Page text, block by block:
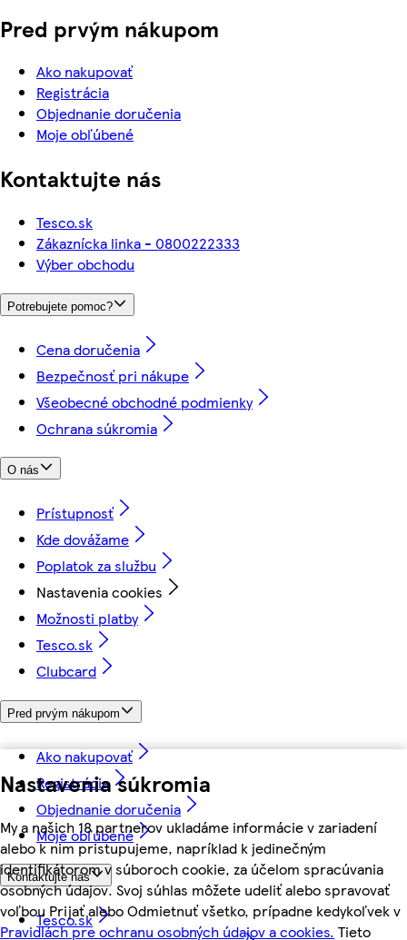
Nastavenia súkromia
My a našich 18 partnerov ukladáme informácie v zariadení
alebo k nim pristupujeme, napríklad k jedinečným
identifikátorom v súboroch cookie, za účelom spracúvania
osobných údajov. Svoj súhlas môžete udeliť alebo spravovať
voľbou Prijať alebo Odmietnuť všetko, prípadne kedykoľvek v
Pravidlách pre ochranu osobných údajov a cookies. Tieto
Pred prvým nákupom
Ako nakupovať
Registrácia
Objednanie doručenia
Moje obľúbené
Kontaktujte nás
Tesco.sk
Zákaznícka linka - 0800222333
Výber obchodu
Potrebujete pomoc?
Cena doručenia
Bezpečnosť pri nákupe
Všeobecné obchodné podmienky
Ochrana súkromia
O nás
Prístupnosť
Kde dovážame
Poplatok za službu
Nastavenia cookies
Možnosti platby
Tesco.sk
Clubcard
Pred prvým nákupom
Ako nakupovať
Registrácia
Objednanie doručenia
Moje obľúbené
Kontaktujte nás
Tesco.sk